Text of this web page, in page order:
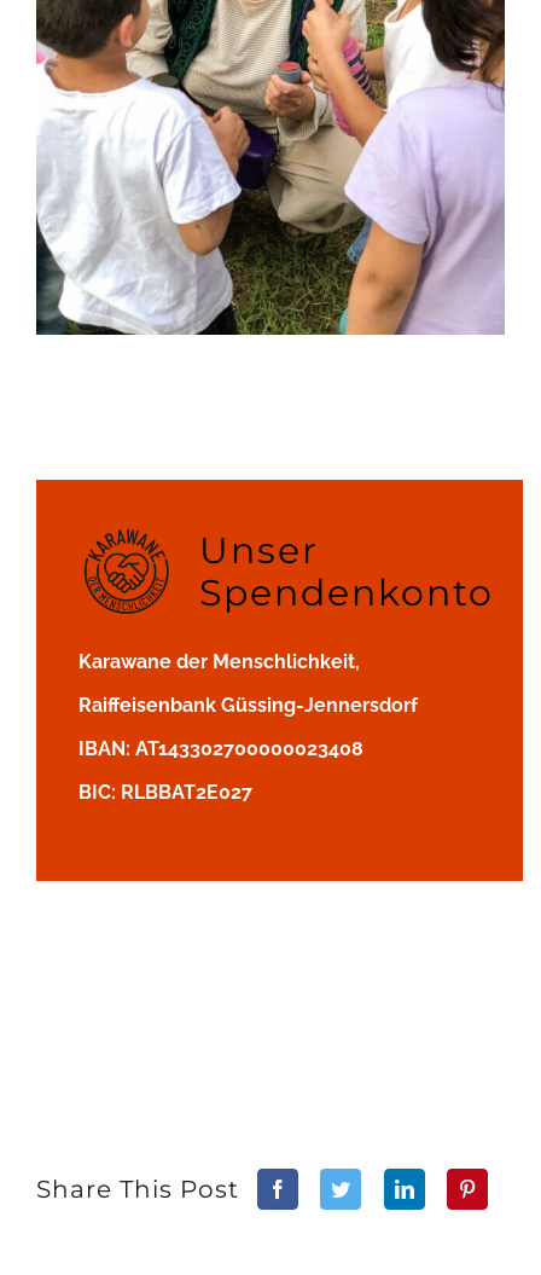
Unser
Spendenkonto
Karawane der Menschlichkeit,
Raiffeisenbank Güssing-Jennersdorf
IBAN: AT143302700000023408
BIC: RLBBAT2E027
Share This Post